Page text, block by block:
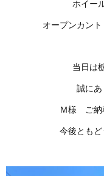
ホイー
オープンカン
当日は
誠に
Ｍ様 ご納
今後とも